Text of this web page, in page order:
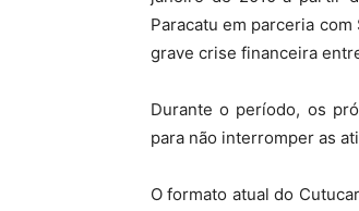
Paracatu em parceria
grave crise financeira
Durante o período, os
para não interromper as
O formato atual do